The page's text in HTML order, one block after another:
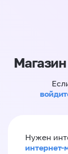
Нужен
интернет-